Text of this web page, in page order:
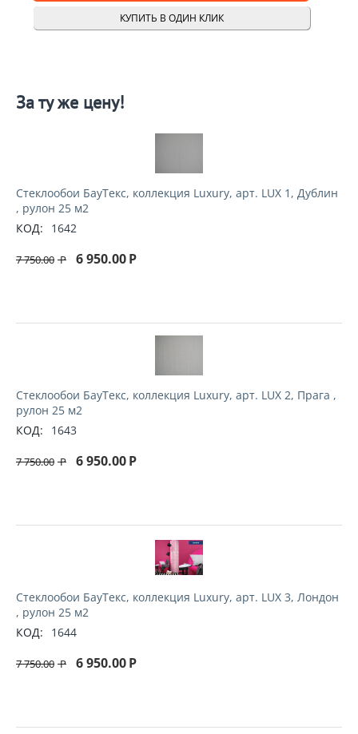
КУПИТЬ В ОДИН КЛИК
За ту же цену!
Стеклообои БауТекс, коллекция Luxury, арт. LUX 1, Дублин
, рулон 25 м2
КОД:
1642
7 750.00 Р 6 950.00Р
Стеклообои БауТекс, коллекция Luxury, арт. LUX 2, Прага ,
рулон 25 м2
КОД:
1643
7 750.00 Р 6 950.00Р
Стеклообои БауТекс, коллекция Luxury, арт. LUX 3, Лондон
, рулон 25 м2
КОД:
1644
7 750.00 Р 6 950.00Р